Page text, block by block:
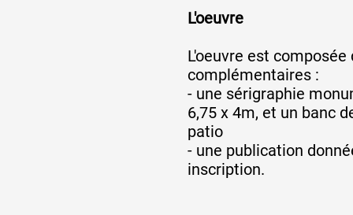
L'oeuvre
L'oeuvre est
complémentaires :
- une sérigraphie
6,75 x 4m, et un banc
patio
- une publication
inscription.